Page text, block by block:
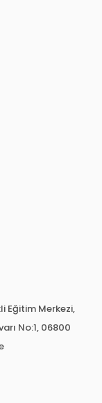
Eğitim Merkezi,
No:1, 06800